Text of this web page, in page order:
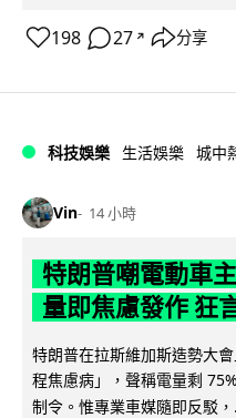
198 27 ↗ 分享
科技娛樂 生活娛樂 城中
Vin 14 小時
特朗普嘲電動車
量即焦慮發作 狂
特朗普在拉斯維加斯造勢大
程焦慮病」，聲稱電量剩
制令。惟專業車媒隨即反駁